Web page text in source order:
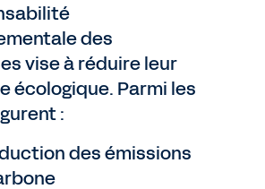
des
vise à réduire leur
écologique. Parmi les
:
des émissions